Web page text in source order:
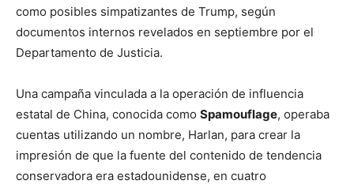
como posibles simpatizantes de Trump, según
documentos internos revelados en septiembre por el
Departamento de Justicia.
Una campaña vinculada a la operación de influencia
estatal de China, conocida como Spamouflage, operaba
cuentas utilizando un nombre, Harlan, para crear la
impresión de que la fuente del contenido de tendencia
conservadora era estadounidense, en cuatro